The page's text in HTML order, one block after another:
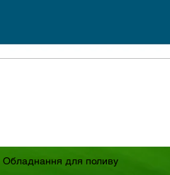
Обладнання для поливу